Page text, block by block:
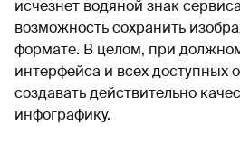
исчезнет водяной знак
возможность сохранить
формате. В целом, при
интерфейса и всех доступных
создавать действительно
инфографику.